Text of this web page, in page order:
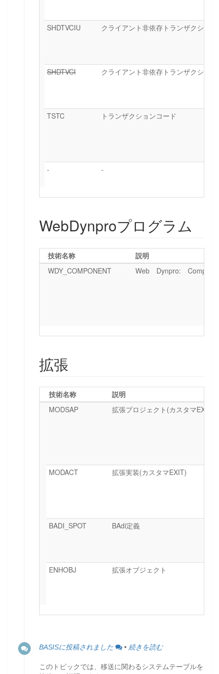
SHDTVCIU クライアント非依存トランザクショ
SHDTVCI クライアント非依存トランザクショ
TSTC トランザクションコード
- -
WebDynproプログラム
技術名称
説明
WDY_COMPONENT
Web Dynpro:
拡張
技術名称
説明
MODSAP
拡張プロジェクト(カスタマEXIT)
MODACT 拡張実装(カスタマEXIT)
BADI_SPOT BAdi定義
ENHOBJ 拡張オブジェクト
BASISに投稿されました • 続きを読む
このトピックでは、移送に関わるシステムテーブルを